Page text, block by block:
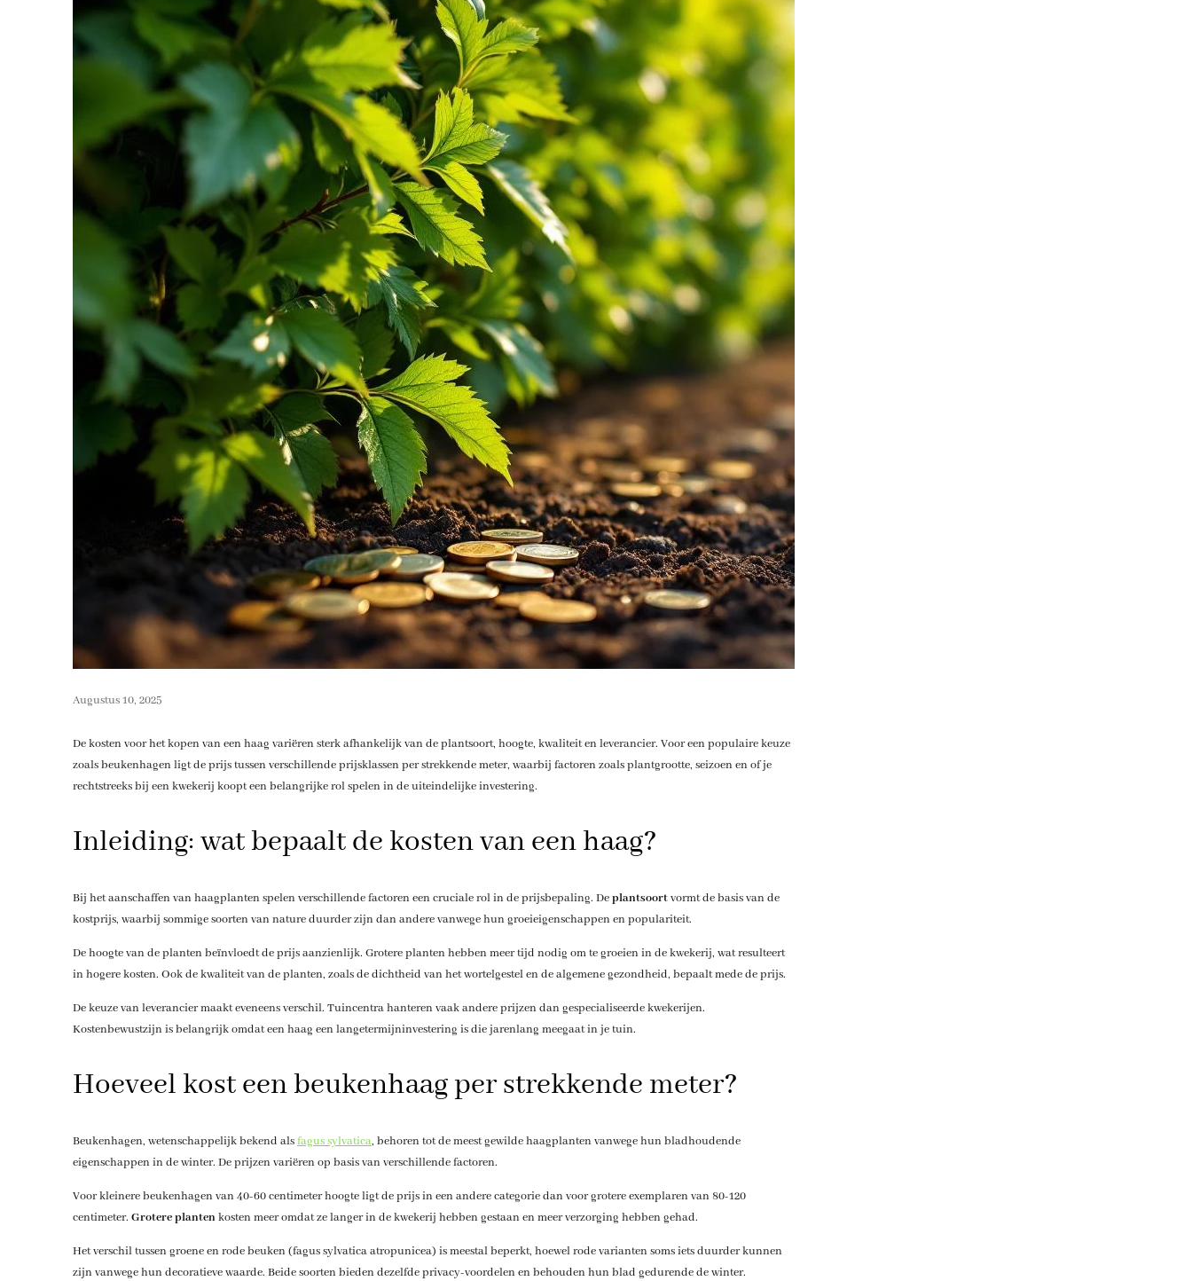
Augustus 10, 2025
De kosten voor het kopen van een haag variëren sterk afhankelijk van de plantsoort, hoogte, kwaliteit en leverancier. Voor een populaire keuze
zoals beukenhagen ligt de prijs tussen verschillende prijsklassen per strekkende meter, waarbij factoren zoals plantgrootte, seizoen en of je
rechtstreeks bij een kwekerij koopt een belangrijke rol spelen in de uiteindelijke investering.
Inleiding: wat bepaalt de kosten van een haag?
Bij het aanschaffen van haagplanten spelen verschillende factoren een cruciale rol in de prijsbepaling. Deplantsoortvormt de basis van de
kostprijs, waarbij sommige soorten van nature duurder zijn dan andere vanwege hun groeieigenschappen en populariteit.
De hoogte van de planten beïnvloedt de prijs aanzienlijk. Grotere planten hebben meer tijd nodig om te groeien in de kwekerij, wat resulteert
in hogere kosten. Ook de kwaliteit van de planten, zoals de dichtheid van het wortelgestel en de algemene gezondheid, bepaalt mede de prijs.
De keuze van leverancier maakt eveneens verschil. Tuincentra hanteren vaak andere prijzen dan gespecialiseerde kwekerijen.
Kostenbewustzijn is belangrijk omdat een haag een langetermijninvestering is die jarenlang meegaat in je tuin.
Hoeveel kost een beukenhaag per strekkende meter?
Beukenhagen, wetenschappelijk bekend alsfagus sylvatica, behoren tot de meest gewilde haagplanten vanwege hun bladhoudende
eigenschappen in de winter. De prijzen variëren op basis van verschillende factoren.
Voor kleinere beukenhagen van 40-60 centimeter hoogte ligt de prijs in een andere categorie dan voor grotere exemplaren van 80-120
centimeter. Grotere plantenkosten meer omdat ze langer in de kwekerij hebben gestaan en meer verzorging hebben gehad.
Het verschil tussen groene en rode beuken (fagus sylvatica atropunicea) is meestal beperkt, hoewel rode varianten soms iets duurder kunnen
zijn vanwege hun decoratieve waarde. Beide soorten bieden dezelfde privacy-voordelen en behouden hun blad gedurende de winter.